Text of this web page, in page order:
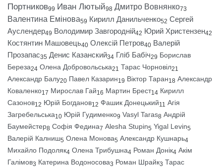
Портников99 Иван Лютый98 Дмитро Вовнянко73
Валентина Емінова59 Кирилл Данильченко52 Сергей
Ауслендер49 Володимир Завгородній42 Юрий Христензен42
Костянтин Машовець40 Олексій Петров40 Валерій
Прозапас35 Денис Казанский34 Гліб Бабіч29 Борислав
Береза24 Олена Добровольська21 Тарас Чорновіл21
Александр Балу20 Павел Казарин19 Віктор Таран18 Александр
Коваленко17 Мирослав Гай16 Мартин Брест14 Кирилл
Сазонов12 Юрій Богданов12 Фашик Донецький11 Агія
Загребельська10 Юрій Гудименко9 Vasyl Taras8 Андрій
Баумейстер8 Софія Федина7 Alesha Stupin5 Yigal Levin5
Валерій Калниш5 Олена Монова5 Александр Кушнарь4
Михайло Подоляк4 Олена Трибушна4 Роман Донік4 Акім
Галімов3 Катерина Водоносова3 Роман Шрайк3 Тарас